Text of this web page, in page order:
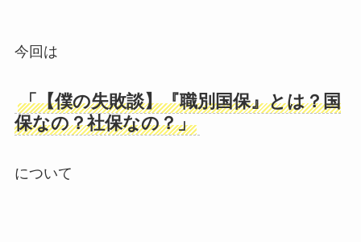
今回は
「【僕の失敗談】『職別国保』とは？国
保なの？社保なの？」
について